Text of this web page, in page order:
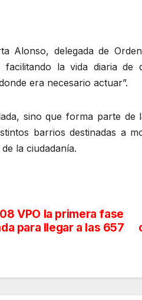
Alonso, delegada de
facilitando la vida diaria
era necesario actuar”.
sino que forma parte
barrios destinadas a
la ciudadanía.
VPO la primera fase
para llegar a las 657